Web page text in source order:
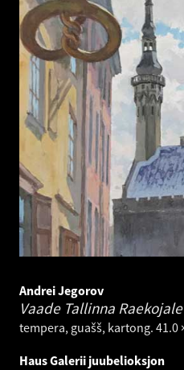
Andrei Jegorov
Vaade Tallinna
tempera, guašš, kartong. 41.0
Haus Galerii juubelioksjon